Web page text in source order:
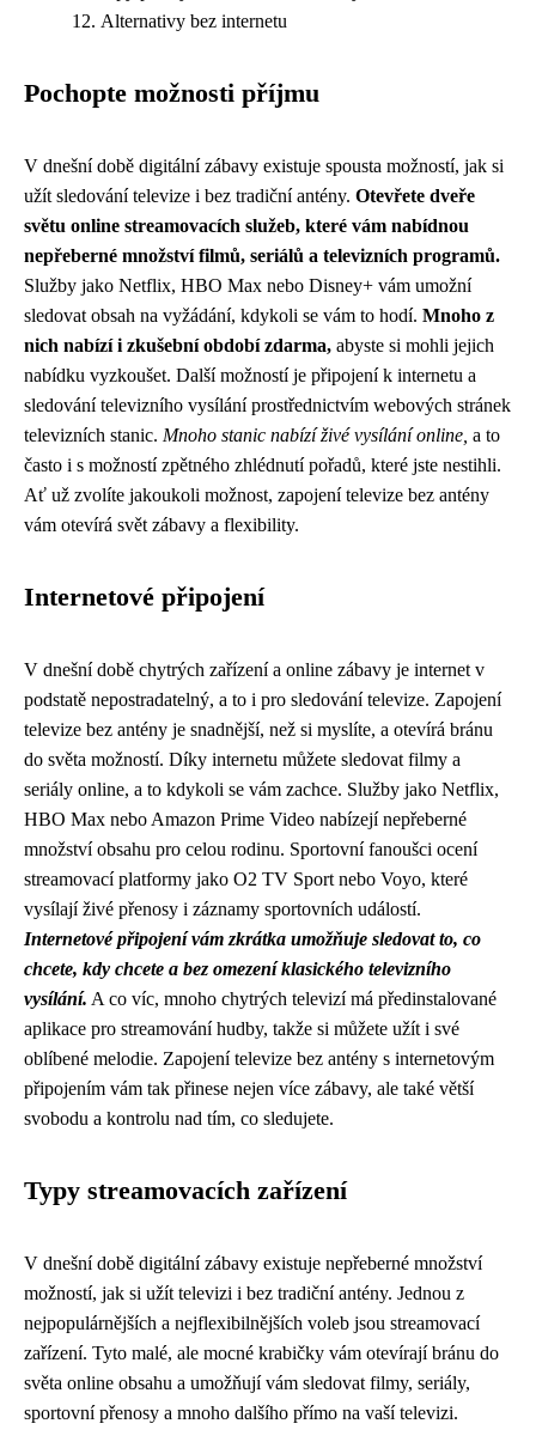
Alternativy bez internetu
Pochopte možnosti příjmu
V dnešní době digitální zábavy existuje spousta možností, jak si
užít sledování televize i bez tradiční antény. Otevřete dveře
světu online streamovacích služeb, které vám nabídnou
nepřeberné množství filmů, seriálů a televizních programů.
Služby jako Netflix, HBO Max nebo Disney+ vám umožní
sledovat obsah na vyžádání, kdykoli se vám to hodí. Mnoho z
nich nabízí i zkušební období zdarma, abyste si mohli jejich
nabídku vyzkoušet. Další možností je připojení k internetu a
sledování televizního vysílání prostřednictvím webových stránek
televizních stanic. Mnoho stanic nabízí živé vysílání online, a to
často i s možností zpětného zhlédnutí pořadů, které jste nestihli.
Ať už zvolíte jakoukoli možnost, zapojení televize bez antény
vám otevírá svět zábavy a flexibility.
Internetové připojení
V dnešní době chytrých zařízení a online zábavy je internet v
podstatě nepostradatelný, a to i pro sledování televize. Zapojení
televize bez antény je snadnější, než si myslíte, a otevírá bránu
do světa možností. Díky internetu můžete sledovat filmy a
seriály online, a to kdykoli se vám zachce. Služby jako Netflix,
HBO Max nebo Amazon Prime Video nabízejí nepřeberné
množství obsahu pro celou rodinu. Sportovní fanoušci ocení
streamovací platformy jako O2 TV Sport nebo Voyo, které
vysílají živé přenosy i záznamy sportovních událostí.
Internetové připojení vám zkrátka umožňuje sledovat to, co
chcete, kdy chcete a bez omezení klasického televizního
vysílání. A co víc, mnoho chytrých televizí má předinstalované
aplikace pro streamování hudby, takže si můžete užít i své
oblíbené melodie. Zapojení televize bez antény s internetovým
připojením vám tak přinese nejen více zábavy, ale také větší
svobodu a kontrolu nad tím, co sledujete.
Typy streamovacích zařízení
V dnešní době digitální zábavy existuje nepřeberné množství
možností, jak si užít televizi i bez tradiční antény. Jednou z
nejpopulárnějších a nejflexibilnějších voleb jsou streamovací
zařízení. Tyto malé, ale mocné krabičky vám otevírají bránu do
světa online obsahu a umožňují vám sledovat filmy, seriály,
sportovní přenosy a mnoho dalšího přímo na vaší televizi.